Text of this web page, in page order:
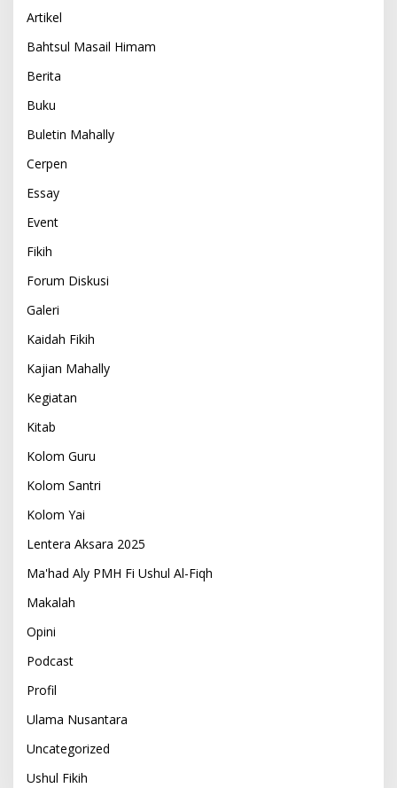
Artikel
Bahtsul Masail Himam
Berita
Buku
Buletin Mahally
Cerpen
Essay
Event
Fikih
Forum Diskusi
Galeri
Kaidah Fikih
Kajian Mahally
Kegiatan
Kitab
Kolom Guru
Kolom Santri
Kolom Yai
Lentera Aksara 2025
Ma'had Aly PMH Fi Ushul Al-Fiqh
Makalah
Opini
Podcast
Profil
Ulama Nusantara
Uncategorized
Ushul Fikih